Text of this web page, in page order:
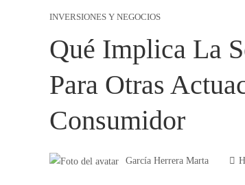
INVERSIONES Y NEGOCIOS
Qué Implica La
Para Otras
Consumidor
García Herrera Marta